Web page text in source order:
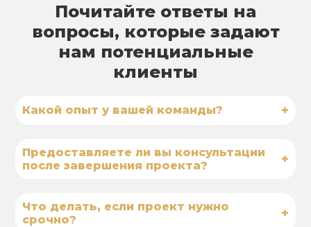
Почитайте ответы на
вопросы, которые задают
нам потенциальные
клиенты
Какой опыт у вашей команды? +
Предоставляете ли вы консультации
после завершения проекта?
+
Что делать, если проект нужно
срочно?
+